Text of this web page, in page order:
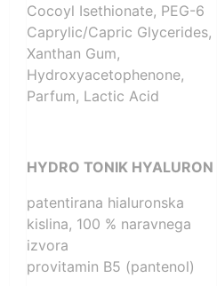
Cocoyl Isethionate, PEG-6
Caprylic/Capric Glycerides,
Xanthan Gum,
Hydroxyacetophenone,
Parfum, Lactic Acid
HYDRO TONIK HYALURON
patentirana hialuronska
kislina, 100 % naravnega
izvora
provitamin B5 (pantenol)